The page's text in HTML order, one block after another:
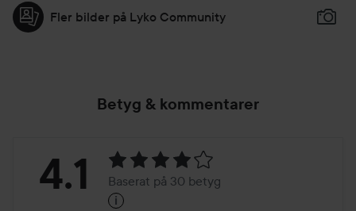
Fler bilder på Lyko Community
Betyg & kommentarer
Betyg:
4.1 Baserat på 30 betyg
i